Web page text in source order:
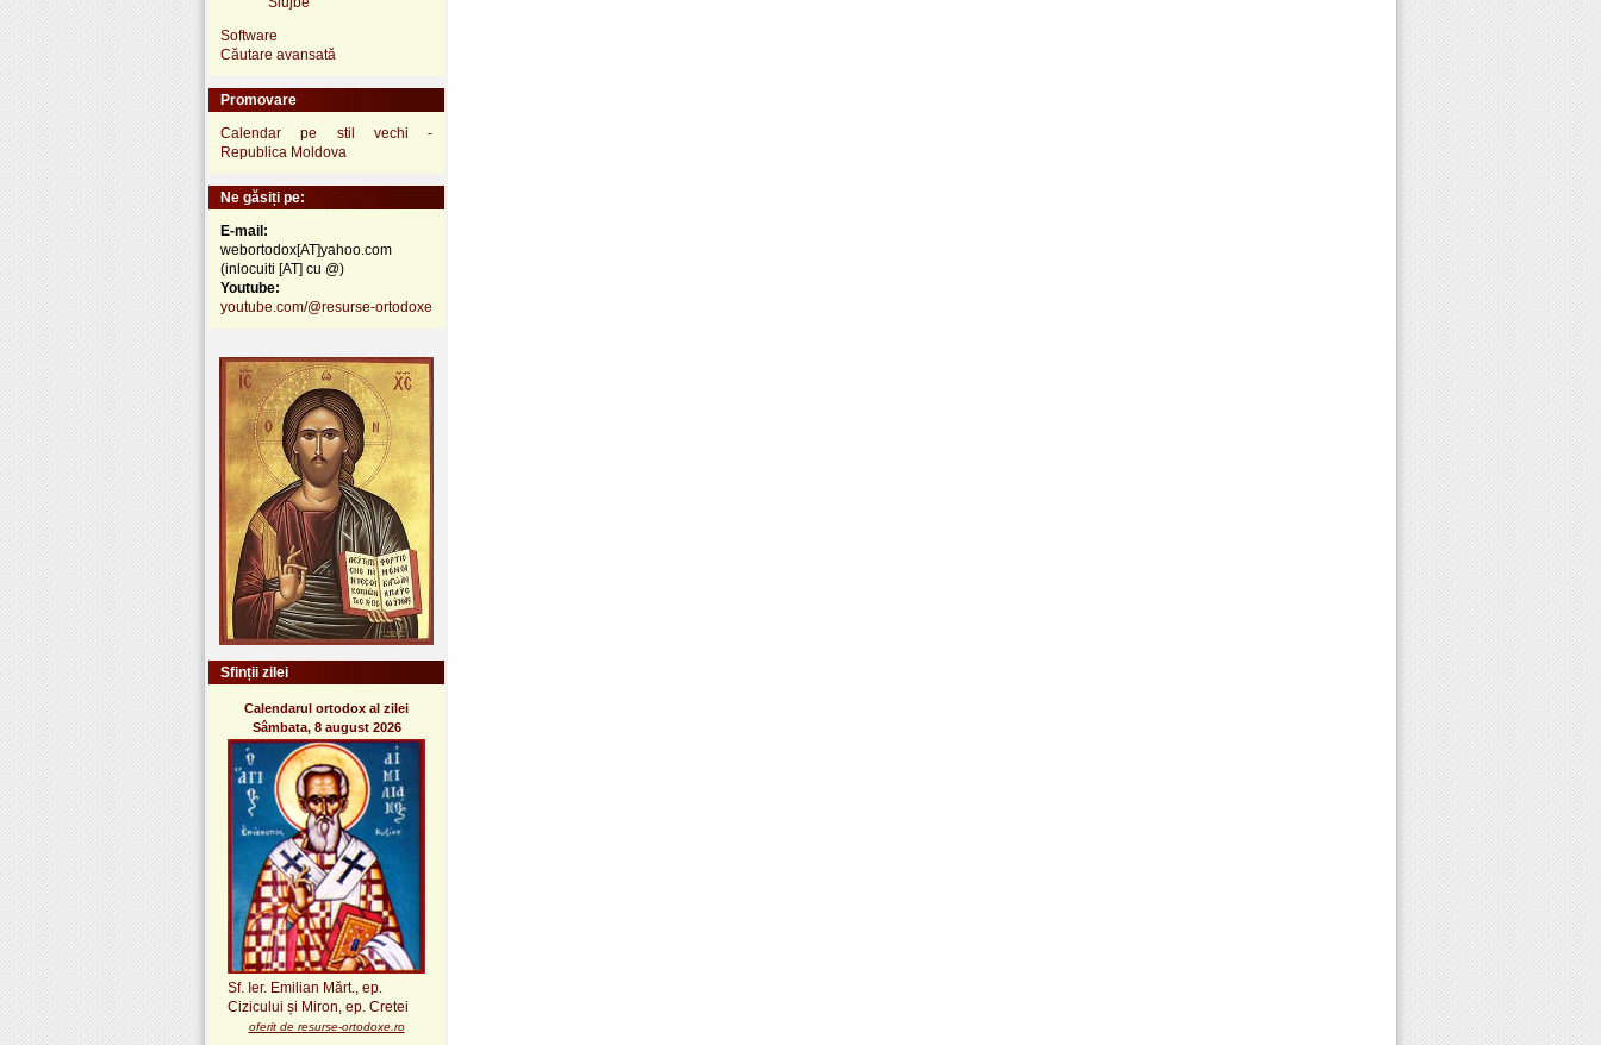
Software
Căutare avansată
Promovare
Calendar pe stil vechi -
Republica Moldova
Ne găsiți pe:
E-mail:
webortodox[AT]yahoo.com
(inlocuiti [AT] cu @)
Youtube:
youtube.com/@resurse-ortodoxe
Sfinții zilei
Calendarul ortodox al zilei
Sâmbata, 8 august 2026
Sf. Ier. Emilian Mărt., ep.
Cizicului și Miron, ep. Cretei
oferit de resurse-ortodoxe.ro